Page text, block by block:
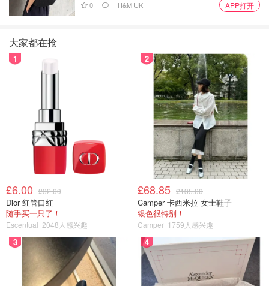
3. 苹果平板电脑Apple iPad Pro (2025, M4 芯片)
购买渠道：
✨推荐理由： 如果你是建筑、设计、艺术等专业，并且预算
充足，那么iPad Pro绝对是你的“生产力神器”！它几乎可以
替代笔记本电脑，处理建模、绘图、视频剪辑毫无压力。
?性能亮点：全新M4芯片，性能媲美MacBook；配备妙控键
盘，瞬间变身“二合一笔记本”；120Hz ProMotion屏幕带来
丝滑流畅的视觉体验，无论是看论文、批注文件还是玩游
戏，都爽到飞起。【
0 H&M UK APP打开
大家都在抢
1
£6.00 £32.00
Dior 红管口红
随手买一只了！
Escentual 2048人感兴趣
2
£68.85 £135.00
Camper 卡西米拉 女士鞋子
银色很特别！
Camper 1759人感兴趣
3 4